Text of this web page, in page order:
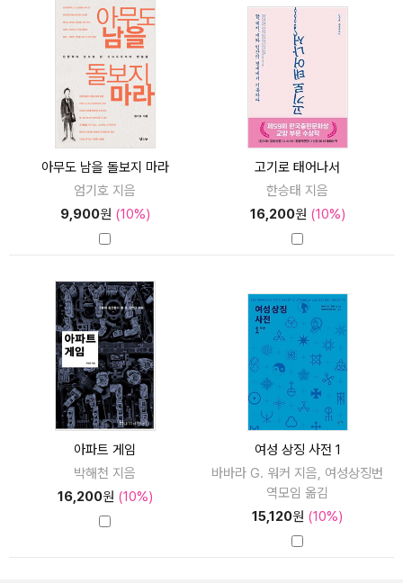
아무도 남을 돌보지 마라
엄기호 지음
9,900원 (10%)
고기로 태어나서
한승태 지음
16,200원 (10%)
아파트 게임
박해천 지음
16,200원 (10%)
여성 상징 사전 1
바바라 G. 워커 지음, 여성상징번
역모임 옮김
15,120원 (10%)